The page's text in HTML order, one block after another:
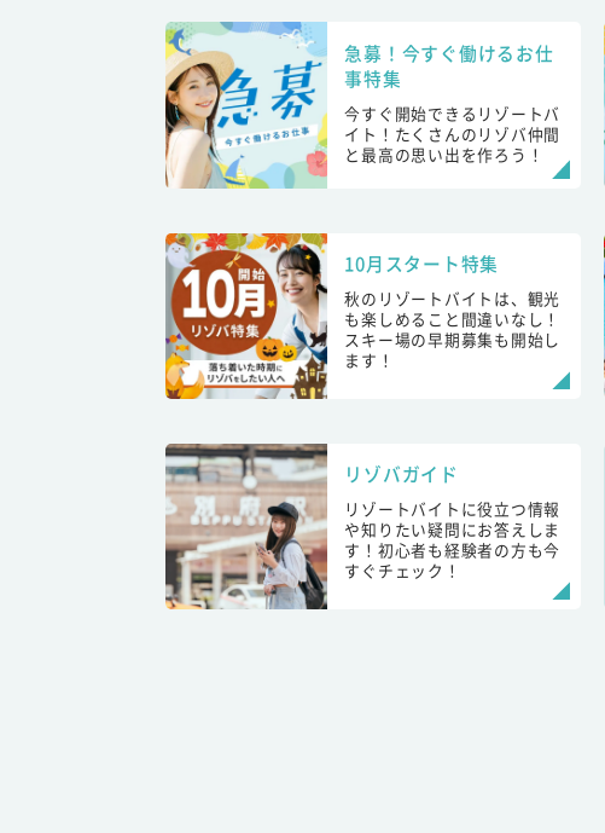
急募！今すぐ働けるお仕
事特集
今すぐ開始できるリゾートバ
イト！たくさんのリゾバ仲間
と最高の思い出を作ろう！
10月スタート特集
秋のリゾートバイトは、観光
も楽しめること間違いなし！
スキー場の早期募集も開始し
ます！
リゾバガイド
リゾートバイトに役立つ情報
や知りたい疑問にお答えしま
す！初心者も経験者の方も今
すぐチェック！